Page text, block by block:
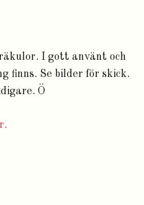
I gott använt och
finns. Se bilder för skick.
Ö